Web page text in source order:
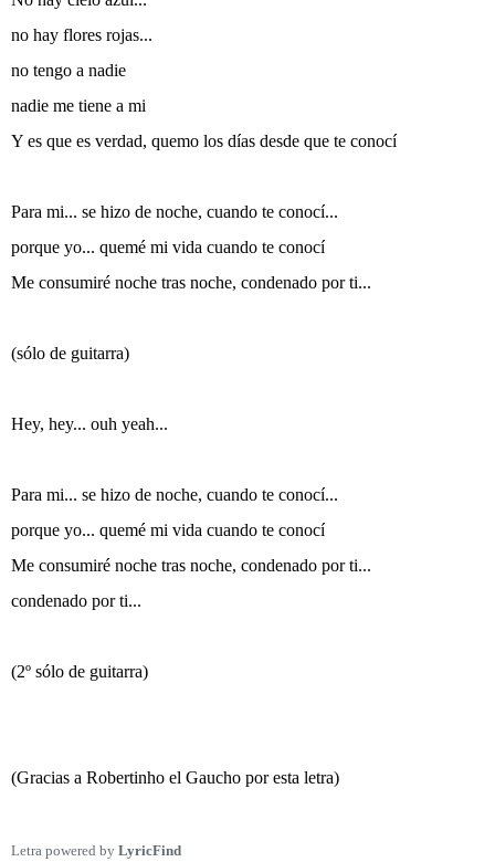
no hay flores rojas...
no tengo a nadie
nadie me tiene a mi
Y es que es verdad, quemo los días desde que te conocí
Para mi... se hizo de noche, cuando te conocí...
porque yo... quemé mi vida cuando te conocí
Me consumiré noche tras noche, condenado por ti...
(sólo de guitarra)
Hey, hey... ouh yeah...
Para mi... se hizo de noche, cuando te conocí...
porque yo... quemé mi vida cuando te conocí
Me consumiré noche tras noche, condenado por ti...
condenado por ti...
(2º sólo de guitarra)
(Gracias a Robertinho el Gaucho por esta letra)
Letra powered by LyricFind